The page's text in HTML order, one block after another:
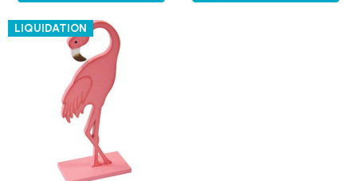
LIQUIDATION